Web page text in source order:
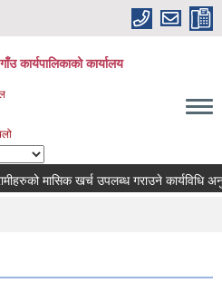
कार्यपालिकाको कार्यालय
मासिक खर्च उपलब्ध गराउने कार्यविधि